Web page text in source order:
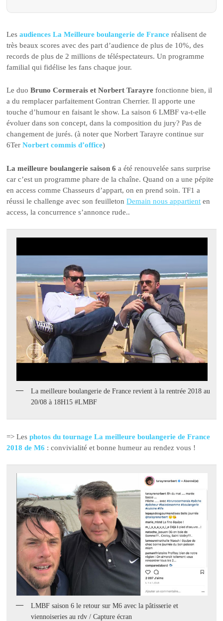
Lesaudiences La Meilleure boulangerie de Franceréalisent de
très beaux scores avec des part d’audience de plus de 10%, des
records de plus de 2 millions de téléspectateurs. Un programme
familial qui fidélise les fans chaque jour.
Le duoBruno Cormerais et Norbert Tarayrefonctionne bien, il
a du remplacer parfaitement Gontran Cherrier. Il apporte une
touche d’humour en faisant le show. La saison 6 LMBF va-t-elle
évoluer dans son concept, dans la composition du jury? Pas de
changement de jurés. (à noter que Norbert Tarayre continue sur
6TerNorbert commis d’office)
La meilleure boulangerie saison 6 a été renouvelée sans surprise
car c’est un programme phare de la chaîne. Quand on a une pépite
en access comme Chasseurs d’appart, on en prend soin. TF1 a
réussi le challenge avec son feuilletonDemain nous appartient en
access, la concurrence s’annonce rude..
La meilleure boulangerie de France revient à la rentrée 2018 au
20/08 à 18H15 #LMBF
=> Les photos du tournage La meilleure boulangerie de France
2018 de M6 : convivialité et bonne humeur au rendez vous !
LMBF saison 6 le retour sur M6 avec la pâtisserie et
viennoiseries au rdv / Capture écran